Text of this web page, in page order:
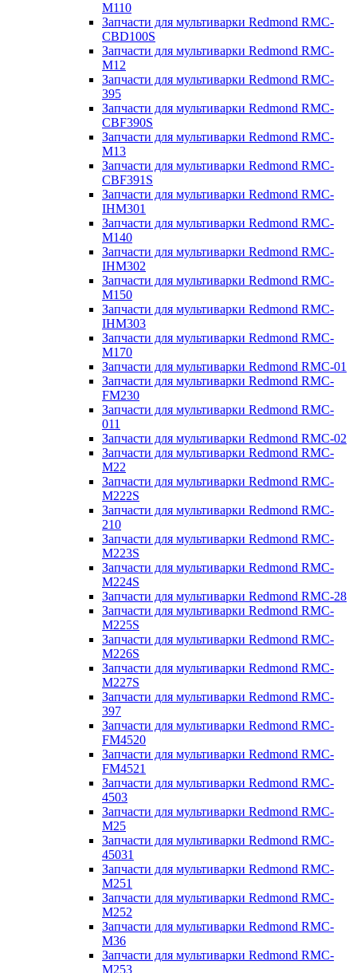
M110
Запчасти для мультиварки Redmond RMC-
CBD100S
Запчасти для мультиварки Redmond RMC-
M12
Запчасти для мультиварки Redmond RMC-
395
Запчасти для мультиварки Redmond RMC-
CBF390S
Запчасти для мультиварки Redmond RMC-
M13
Запчасти для мультиварки Redmond RMC-
CBF391S
Запчасти для мультиварки Redmond RMC-
IHM301
Запчасти для мультиварки Redmond RMC-
M140
Запчасти для мультиварки Redmond RMC-
IHM302
Запчасти для мультиварки Redmond RMC-
M150
Запчасти для мультиварки Redmond RMC-
IHM303
Запчасти для мультиварки Redmond RMC-
M170
Запчасти для мультиварки Redmond RMC-01
Запчасти для мультиварки Redmond RMC-
FM230
Запчасти для мультиварки Redmond RMC-
011
Запчасти для мультиварки Redmond RMC-02
Запчасти для мультиварки Redmond RMC-
M22
Запчасти для мультиварки Redmond RMC-
M222S
Запчасти для мультиварки Redmond RMC-
210
Запчасти для мультиварки Redmond RMC-
M223S
Запчасти для мультиварки Redmond RMC-
M224S
Запчасти для мультиварки Redmond RMC-28
Запчасти для мультиварки Redmond RMC-
M225S
Запчасти для мультиварки Redmond RMC-
M226S
Запчасти для мультиварки Redmond RMC-
M227S
Запчасти для мультиварки Redmond RMC-
397
Запчасти для мультиварки Redmond RMC-
FM4520
Запчасти для мультиварки Redmond RMC-
FM4521
Запчасти для мультиварки Redmond RMC-
4503
Запчасти для мультиварки Redmond RMC-
M25
Запчасти для мультиварки Redmond RMC-
45031
Запчасти для мультиварки Redmond RMC-
M251
Запчасти для мультиварки Redmond RMC-
M252
Запчасти для мультиварки Redmond RMC-
M36
Запчасти для мультиварки Redmond RMC-
M253